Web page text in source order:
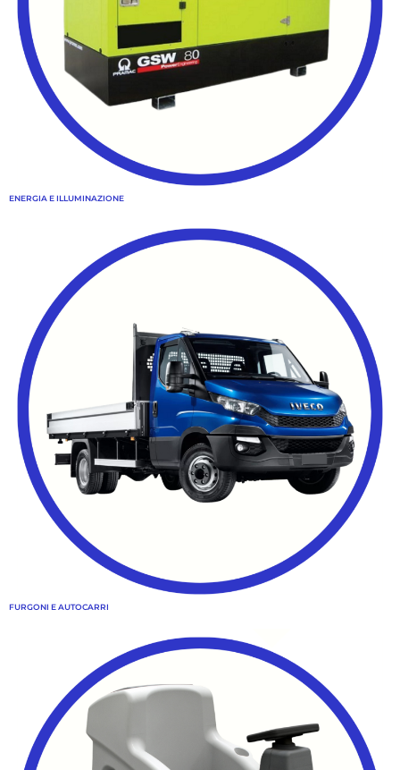
ENERGIA E ILLUMINAZIONE
FURGONI E AUTOCARRI